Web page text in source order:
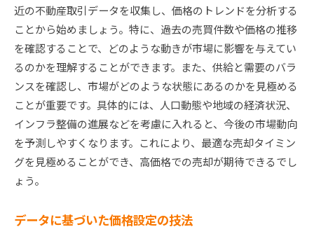
近の不動産取引データを収集し、価格のトレンドを分析する
ことから始めましょう。特に、過去の売買件数や価格の推移
を確認することで、どのような動きが市場に影響を与えてい
るのかを理解することができます。また、供給と需要のバラ
ンスを確認し、市場がどのような状態にあるのかを見極める
ことが重要です。具体的には、人口動態や地域の経済状況、
インフラ整備の進展などを考慮に入れると、今後の市場動向
を予測しやすくなります。これにより、最適な売却タイミン
グを見極めることができ、高価格での売却が期待できるでし
ょう。
データに基づいた価格設定の技法